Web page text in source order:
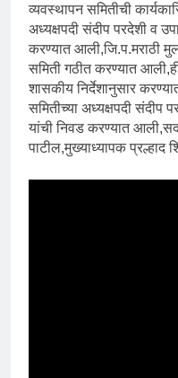
व्यवस्थापन समितीची
अध्यक्षपदी संदीप परदेशी व
करण्यात आली,जि.प.मराठी
समिती गठीत करण्यात
शासकीय निर्देशानुसार
समितीच्या अध्यक्षपदी संदीप
यांची निवड करण्यात
पाटील,मुख्याध्यापक प्रल्हाद